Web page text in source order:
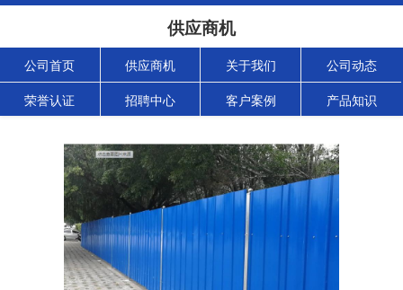
供应商机
公司首页 供应商机 关于我们 公司动态
荣誉认证 招聘中心 客户案例 产品知识